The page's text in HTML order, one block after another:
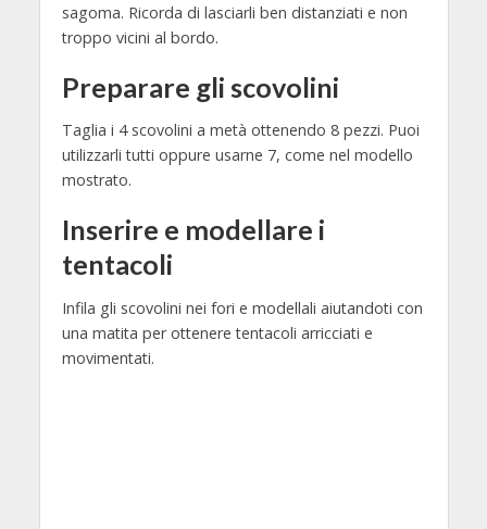
sagoma. Ricorda di lasciarli ben distanziati e non
troppo vicini al bordo.
Preparare gli scovolini
Taglia i 4 scovolini a metà ottenendo 8 pezzi. Puoi
utilizzarli tutti oppure usarne 7, come nel modello
mostrato.
Inserire e modellare i
tentacoli
Infila gli scovolini nei fori e modellali aiutandoti con
una matita per ottenere tentacoli arricciati e
movimentati.